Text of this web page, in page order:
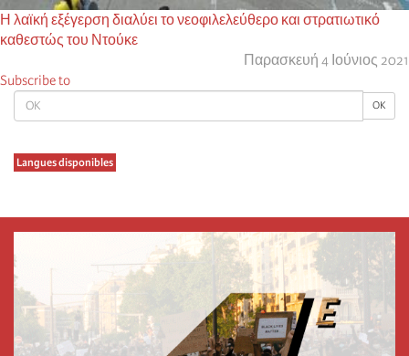
OK OK
Langues disponibles
Η λαϊκή εξέγερση διαλύει το νεοφιλελεύθερο και στρατιωτικό
καθεστώς του Ντούκε
Παρασκευή 4 Ιούνιος 2021
Subscribe to